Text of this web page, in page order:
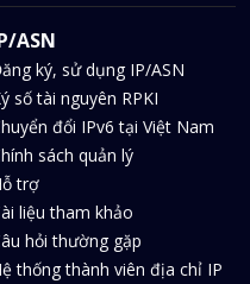
ASN
ký, sử dụng IP/ASN
số tài nguyên RPKI
đổi IPv6 tại Việt Nam
sách quản lý
trợ
liệu tham khảo
hỏi thường gặp
thống thành viên địa chỉ IP